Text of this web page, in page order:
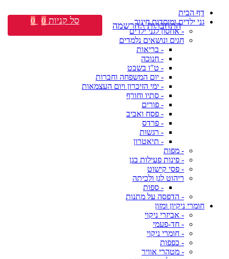
דף הבית
גני ילדים ומוסדות חינוך
- אחסון לגני ילדים
חגים ונושאים נלמדים
- בריאות
- חנוכה
- ט"ו בשבט
- יום המשפחה וחברות
- ימי הזיכרון ויום העצמאות
- סתיו וחורף
- פורים
- פסח ואביב
- פרדס
- רגשות
- תיאטרון
- מפות
- פינות פעילות בגן
- פסי קישוט
ריהוט לגן ולכיתה
- ספות
- הדפסה על מתנות
חומרי ניקיון ומזון
- אביזרי ניקוי
- חד-פעמי
- חומרי ניקוי
- כפפות
- מטהרי אוויר
התחברות \ הרשמה סל קניות 0
0